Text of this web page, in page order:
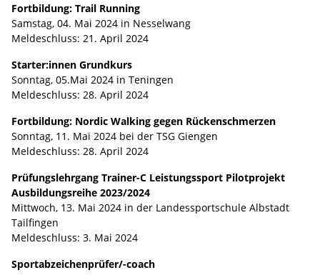
Fortbildung: Trail Running
Samstag, 04. Mai 2024 in Nesselwang
Meldeschluss: 21. April 2024
Starter:innen Grundkurs
Sonntag, 05.Mai 2024 in Teningen
Meldeschluss: 28. April 2024
Fortbildung: Nordic Walking gegen Rückenschmerzen
Sonntag, 11. Mai 2024 bei der TSG Giengen
Meldeschluss: 28. April 2024
Prüfungslehrgang Trainer-C Leistungssport Pilotprojekt
Ausbildungsreihe 2023/2024
Mittwoch, 13. Mai 2024 in der Landessportschule Albstadt
Tailfingen
Meldeschluss: 3. Mai 2024
Sportabzeichenprüfer/-coach